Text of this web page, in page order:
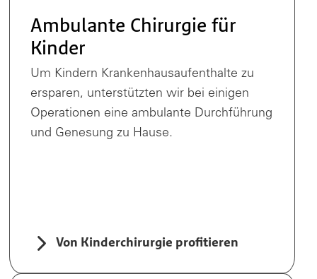
Ambulante Chirurgie für
Kinder
Um Kindern Krankenhausaufenthalte zu
ersparen, unterstützten wir bei einigen
Operationen eine ambulante Durchführung
und Genesung zu Hause.
Von Kinderchirurgie profitieren